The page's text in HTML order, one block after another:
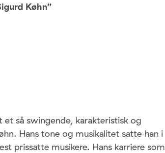
Køhn”
et så swingende, karakteristisk og
Hans tone og musikalitet satte han i
prissatte musikere. Hans karriere som